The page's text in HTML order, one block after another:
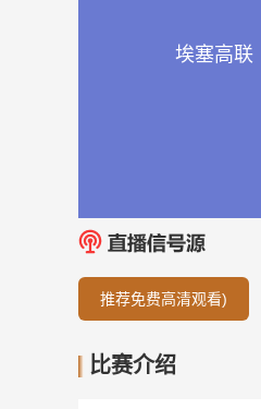
埃塞高联
推荐免费高清观看)
比赛介绍